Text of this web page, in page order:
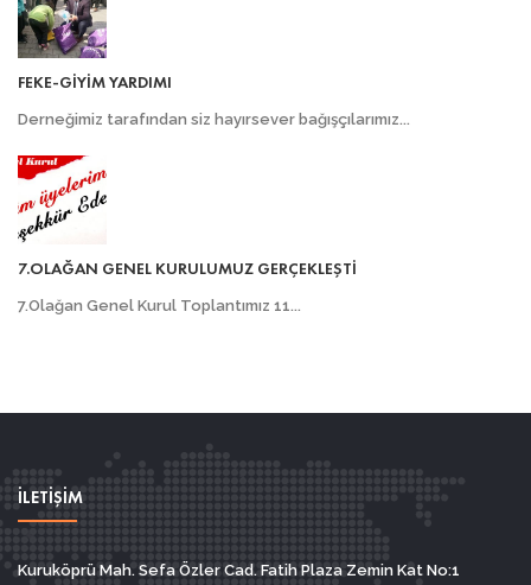
FEKE-GİYİM YARDIMI
Derneğimiz tarafından siz hayırsever bağışçılarımız...
7.OLAĞAN GENEL KURULUMUZ GERÇEKLEŞTİ
7.Olağan Genel Kurul Toplantımız 11...
İLETİŞİM
Kuruköprü Mah. Sefa Özler Cad. Fatih Plaza Zemin Kat No:1